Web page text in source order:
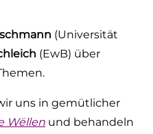
(Universität
(EwB) über
uns in gemütlicher
Wëllen und behandeln